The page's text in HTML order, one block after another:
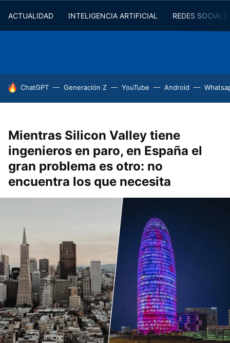
ACTUALIDAD INTELIGENCIA ARTIFICIAL REDES
HOY SE HABLA DE
ChatGPT Generación Z YouTube Android
Mientras Silicon Valley tiene
ingenieros en paro, en España el
gran problema es otro: no
encuentra los que necesita